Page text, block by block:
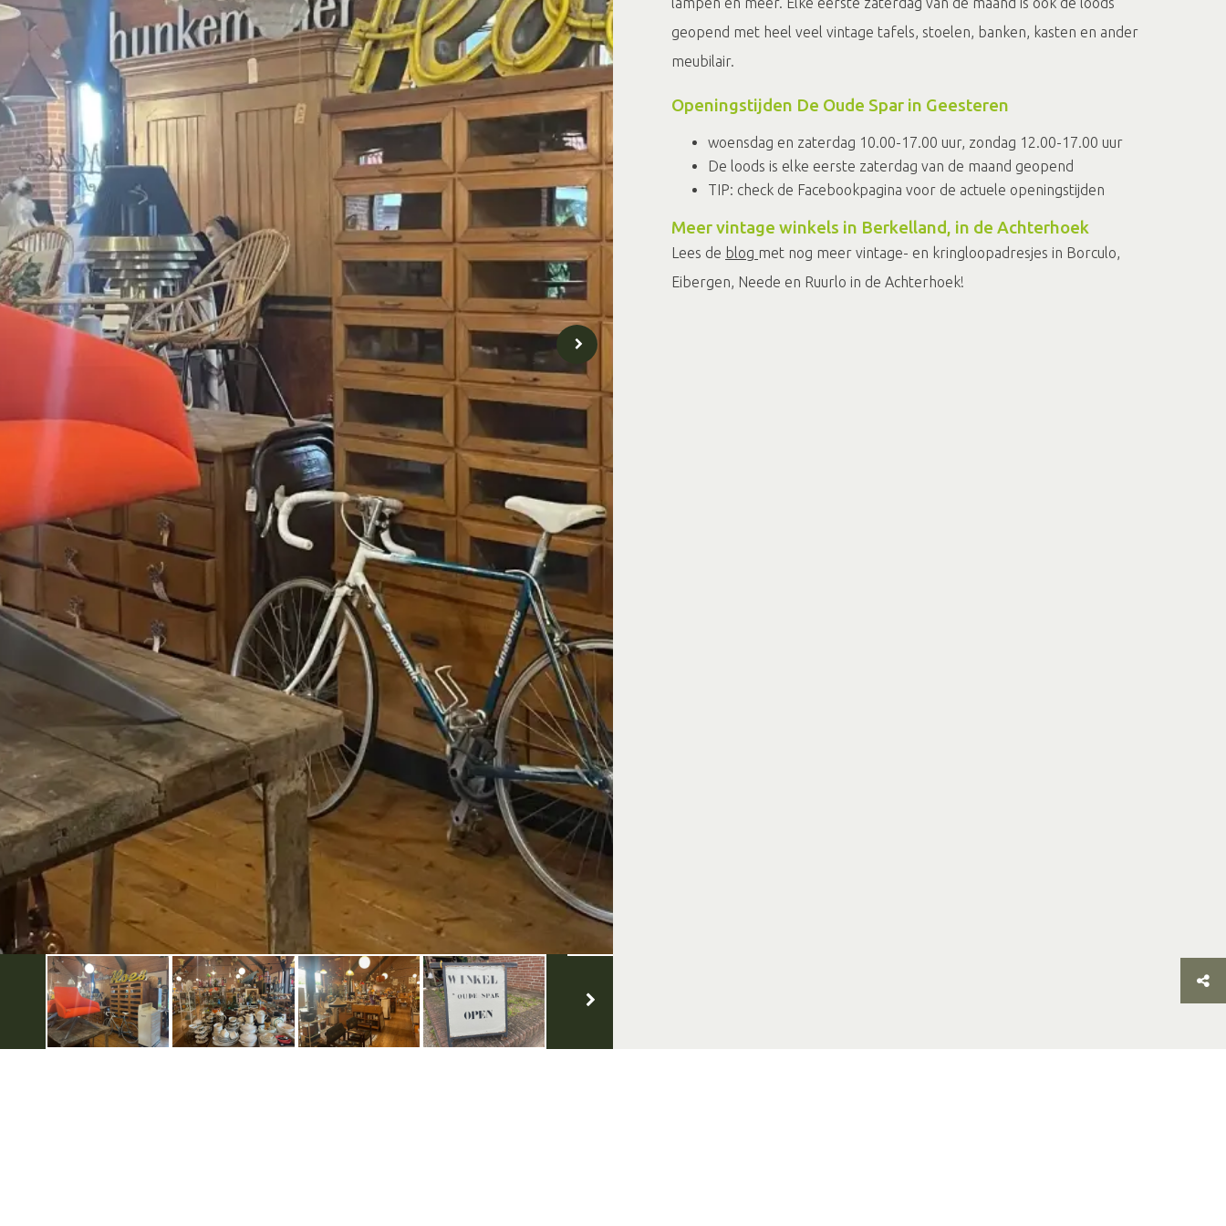
geopend met heel veel vintage tafels, stoelen, banken, kasten en ander
meubilair.
Openingstijden De Oude Spar in Geesteren
woensdag en zaterdag 10.00-17.00 uur, zondag 12.00-17.00 uur
De loods is elke eerste zaterdag van de maand geopend
TIP: check de Facebookpagina voor de actuele openingstijden
Meer vintage winkels in Berkelland, in de Achterhoek
Lees de blog met nog meer vintage- en kringloopadresjes in Borculo,
Eibergen, Neede en Ruurlo in de Achterhoek!